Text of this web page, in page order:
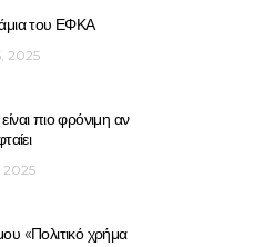
του ΕΦΚΑ
2025
πιο φρόνιμη αν
2025
«Πολιτικό χρήμα